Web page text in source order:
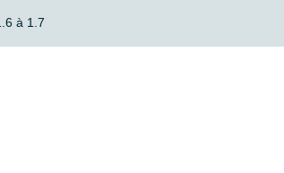
à 1.7